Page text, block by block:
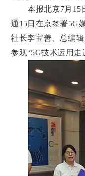
本报北京7月15
通15日在京签署5G
社长李宝善、总编
参观“5G技术运用